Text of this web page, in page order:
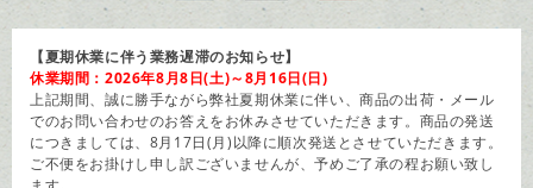
【夏期休業に伴う業務遅滞のお知らせ】
休業期間：2026年8月8日(土)～8月16日(日)
上記期間、誠に勝手ながら弊社夏期休業に伴い、商品の出荷・メール
でのお問い合わせのお答えをお休みさせていただきます。商品の発送
につきましては、8月17日(月)以降に順次発送とさせていただきます。
ご不便をお掛けし申し訳ございませんが、予めご了承の程お願い致し